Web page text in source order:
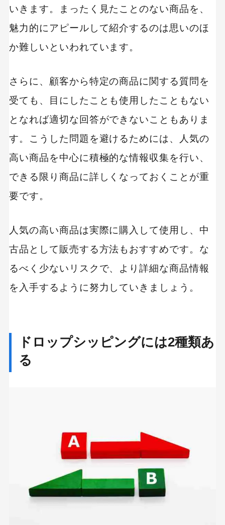
いきます。まったく見たことのない商品を、
魅力的にアピールして紹介するのは思いのほ
か難しいといわれています。
さらに、顧客から特定の商品に関する質問を
受ても、目にしたことも使用したこともない
となれば適切な回答ができないこともありま
す。こうした問題を避けるためには、人気の
高い商品を中心に積極的な情報収集を行い、
できる限り商品に詳しくなっておくことが重
要です。
人気の高い商品は実際に購入して使用し、中
古品として販売する方法もおすすめです。な
るべく少ないリスクで、より詳細な商品情報
を入手するように努力していきましょう。
ドロップシッピングには2種類あ
る